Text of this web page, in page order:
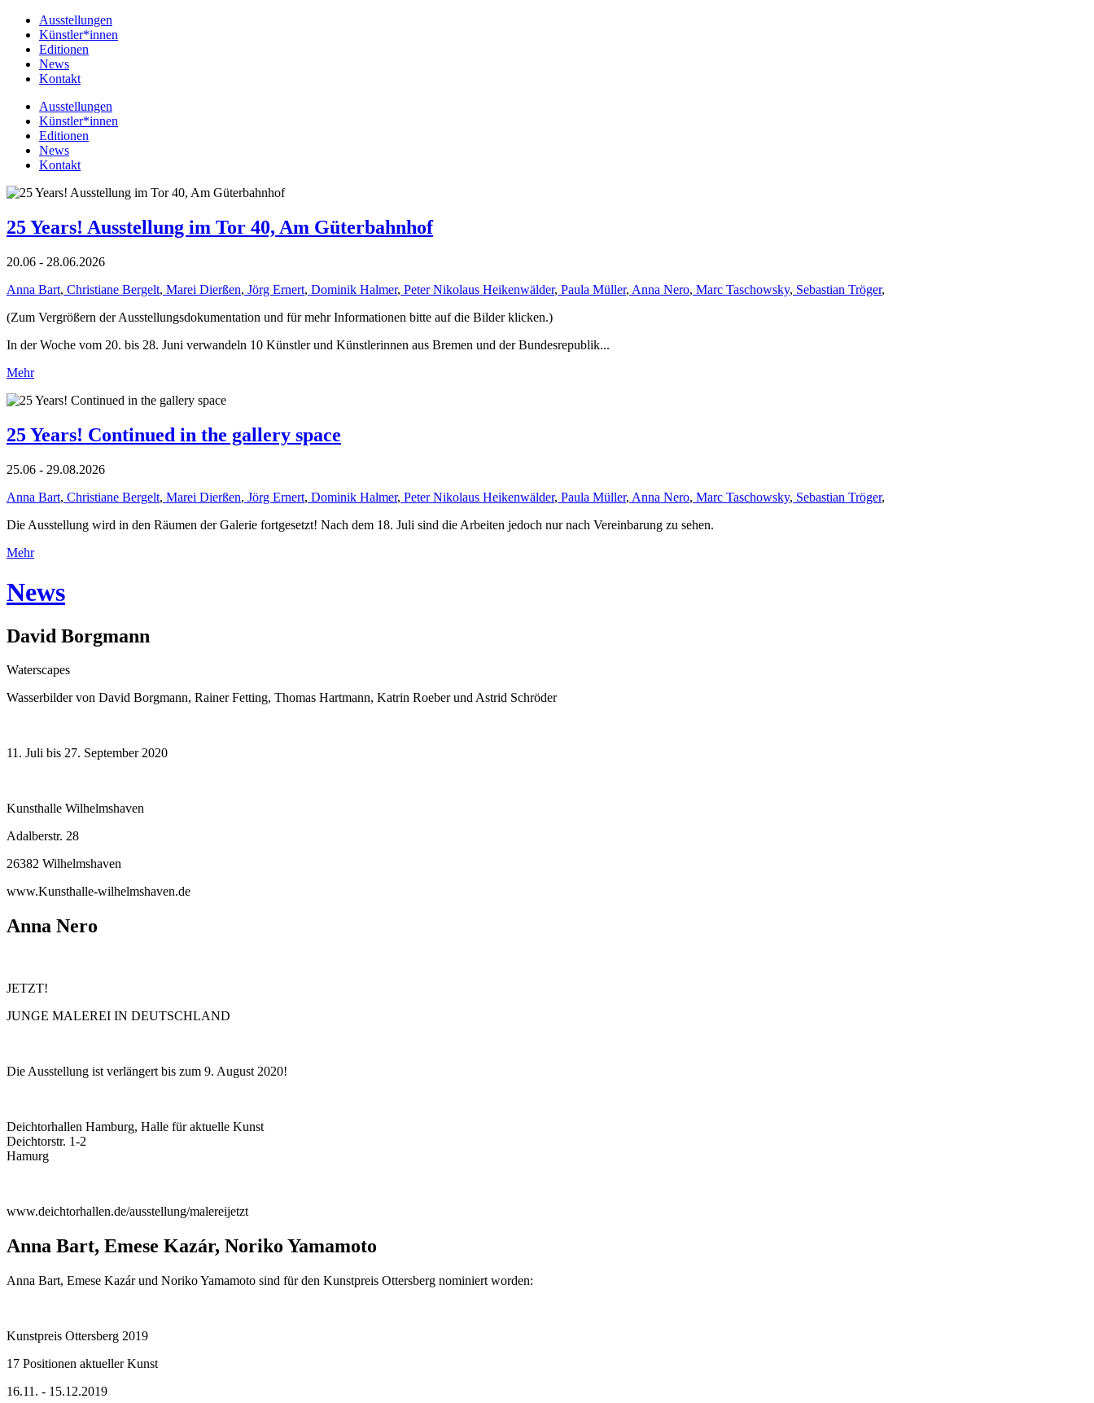
Ausstellungen
Künstler*innen
Editionen
News
Kontakt
Ausstellungen
Künstler*innen
Editionen
News
Kontakt
25 Years! Ausstellung im Tor 40, Am Güterbahnhof
20.06 - 28.06.2026
Anna Bart, Christiane Bergelt, Marei Dierßen, Jörg Ernert, Dominik Halmer, Peter Nikolaus Heikenwälder, Paula Müller, Anna Nero, Marc Taschowsky, Sebastian Tröger,
(Zum Vergrößern der Ausstellungsdokumentation und für mehr Informationen bitte auf die Bilder klicken.)
In der Woche vom 20. bis 28. Juni verwandeln 10 Künstler und Künstlerinnen aus Bremen und der Bundesrepublik...
Mehr
25 Years! Continued in the gallery space
25.06 - 29.08.2026
Anna Bart, Christiane Bergelt, Marei Dierßen, Jörg Ernert, Dominik Halmer, Peter Nikolaus Heikenwälder, Paula Müller, Anna Nero, Marc Taschowsky, Sebastian Tröger,
Die Ausstellung wird in den Räumen der Galerie fortgesetzt! Nach dem 18. Juli sind die Arbeiten jedoch nur nach Vereinbarung zu sehen.
Mehr
News
David Borgmann
Waterscapes
Wasserbilder von David Borgmann, Rainer Fetting, Thomas Hartmann, Katrin Roeber und Astrid Schröder
11. Juli bis 27. September 2020
Kunsthalle Wilhelmshaven
Adalberstr. 28
26382 Wilhelmshaven
www.Kunsthalle-wilhelmshaven.de
Anna Nero
JETZT!
JUNGE MALEREI IN DEUTSCHLAND
Die Ausstellung ist verlängert bis zum 9. August 2020!
Deichtorhallen Hamburg, Halle für aktuelle Kunst
Deichtorstr. 1-2
Hamurg
www.deichtorhallen.de/ausstellung/malereijetzt
Anna Bart, Emese Kazár, Noriko Yamamoto
Anna Bart, Emese Kazár und Noriko Yamamoto sind für den Kunstpreis Ottersberg nominiert worden:
Kunstpreis Ottersberg 2019
17 Positionen aktueller Kunst
16.11. - 15.12.2019